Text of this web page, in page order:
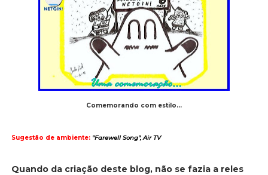
Comemorando com estilo...
Sugestão de ambiente: "Farewell Song", Air TV
Quando da criação deste blog, não se fazia a reles